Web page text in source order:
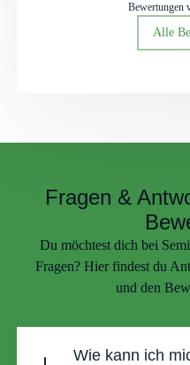
Bewertungen
Alle
Fragen &
Du möchtest dich bei
Fragen? Hier findest du
und den
Wie kann ich